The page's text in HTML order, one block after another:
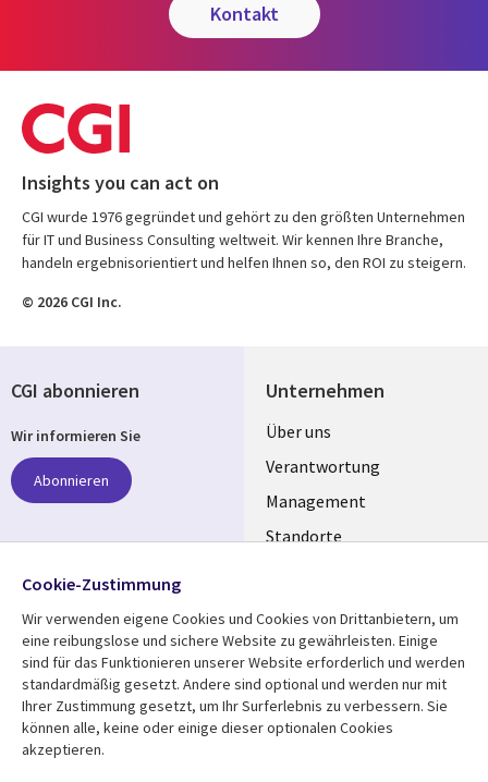
kontakt
Insights you can act on
CGI wurde 1976 gegründet und gehört zu den größten Unternehmen
für IT und Business Consulting weltweit. Wir kennen Ihre Branche,
handeln ergebnisorientiert und helfen Ihnen so, den ROI zu steigern.
© 2026 CGI Inc.
Unternehmen
Useful
links
GERMANY
Über uns
Verantwortung
Management
Standorte
Mediathek
Library
Aktuelles
Rechtliches
CGI abonnieren
Wir informieren Sie
Abonnieren
Folgen Sie uns
Social
Media
GERMANY
Cookie-Zustimmung
Wir verwenden eigene Cookies und Cookies von Drittanbietern, um
eine reibungslose und sichere Website zu gewährleisten. Einige
sind für das Funktionieren unserer Website erforderlich und werden
standardmäßig gesetzt. Andere sind optional und werden nur mit
Ihrer Zustimmung gesetzt, um Ihr Surferlebnis zu verbessern. Sie
können alle, keine oder einige dieser optionalen Cookies
akzeptieren.